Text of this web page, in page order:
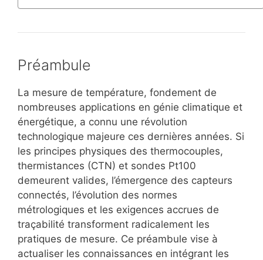
Préambule
La mesure de température, fondement de
nombreuses applications en génie climatique et
énergétique, a connu une révolution
technologique majeure ces dernières années. Si
les principes physiques des thermocouples,
thermistances (CTN) et sondes Pt100
demeurent valides, l’émergence des capteurs
connectés, l’évolution des normes
métrologiques et les exigences accrues de
traçabilité transforment radicalement les
pratiques de mesure. Ce préambule vise à
actualiser les connaissances en intégrant les